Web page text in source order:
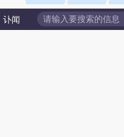
讣闻